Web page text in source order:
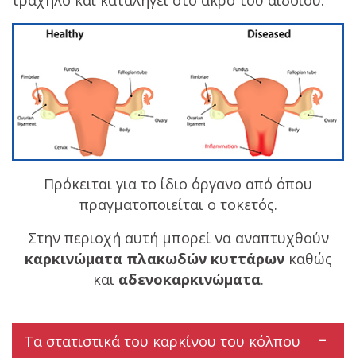
Πρόκειται για το ίδιο όργανο από όπου
πραγματοποιείται ο τοκετός.
Στην περιοχή αυτή μπορεί να αναπτυχθούν
καρκινώματα πλακωδών κυττάρωνκαθώς
και αδενοκαρκινώματα.
Τα στατιστικά του καρκίνου του κόλπου